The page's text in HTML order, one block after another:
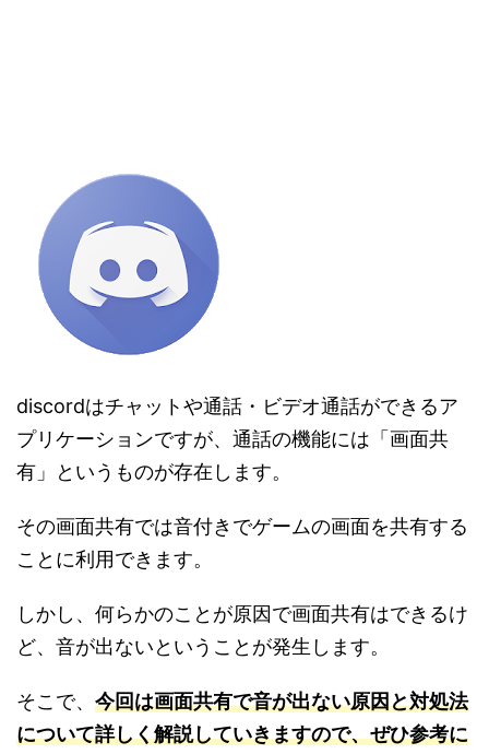
discordはチャットや通話・ビデオ通話ができるア
プリケーションですが、通話の機能には「画面共
有」というものが存在します。
その画面共有では音付きでゲームの画面を共有する
ことに利用できます。
しかし、何らかのことが原因で画面共有はできるけ
ど、音が出ないということが発生します。
そこで、 今回は画面共有で音が出ない原因と対処法
について詳しく解説していきますので、ぜひ参考に